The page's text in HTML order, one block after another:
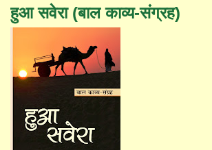
हुआ सवेरा (बाल काव्य-संग्रह)